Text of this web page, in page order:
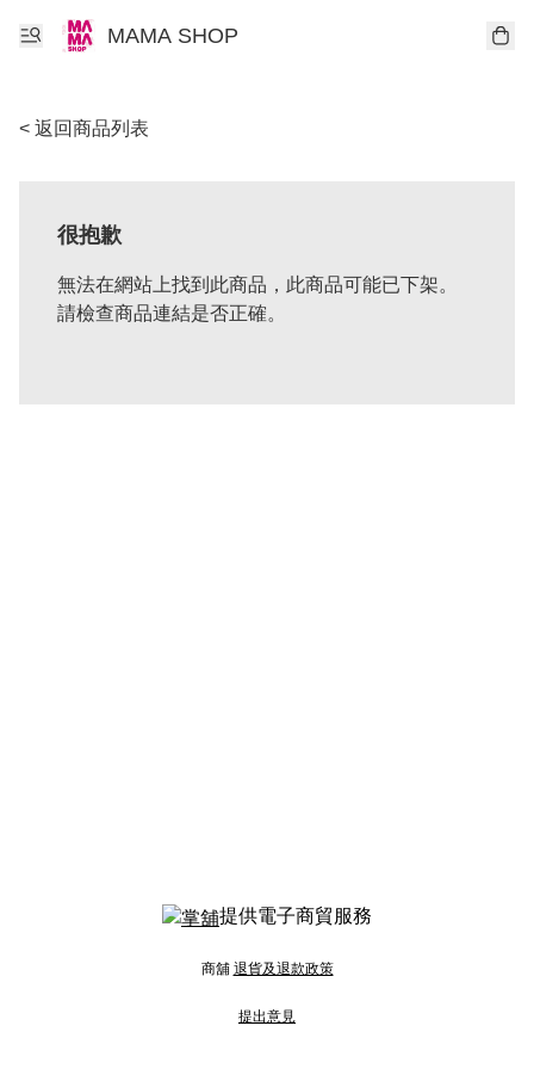
MAMA SHOP
< 返回商品列表
很抱歉
無法在網站上找到此商品，此商品可能已下架。
請檢查商品連結是否正確。
提供電子商貿服務
商舖 退貨及退款政策
提出意見